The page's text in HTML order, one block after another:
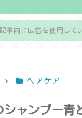
事内に広告を使用して
ヘアケア
シャンプー青